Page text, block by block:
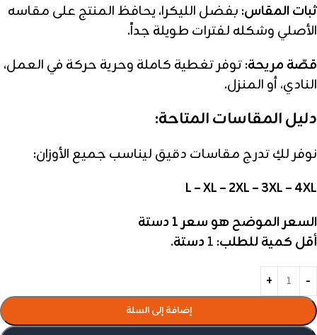
ثبات المقاس: بفضل الليكرا، يحافظ المنتج على مقاسه
الأصلي وشكله لفترات طويلة جداً.
قصّة مريحة:توفر تغطية كاملة وحرية حركة في العمل،
النادي، أو المنزل.
دليل المقاسات المتاحة:
نوفر لكِ تدرج مقاسات دقيق ليناسب جميع الأوزان:
L – XL – 2XL – 3XL – 4XL
السعر الموضح هو سعر 1 دستة
أقل كمية للطلب: دستة.
إضافة إلى السلة